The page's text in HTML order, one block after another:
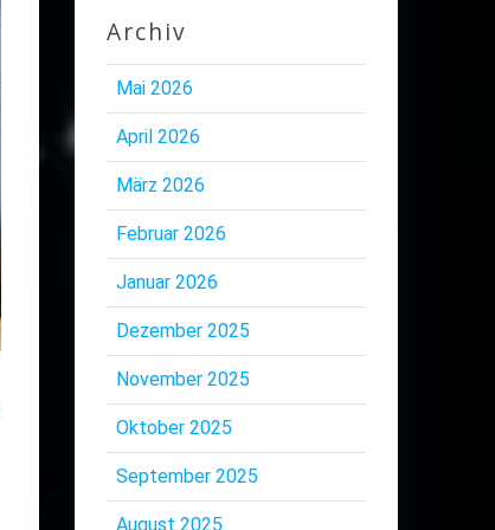
Archiv
Mai 2026
April 2026
März 2026
Februar 2026
Januar 2026
Dezember 2025
November 2025
Oktober 2025
September 2025
August 2025